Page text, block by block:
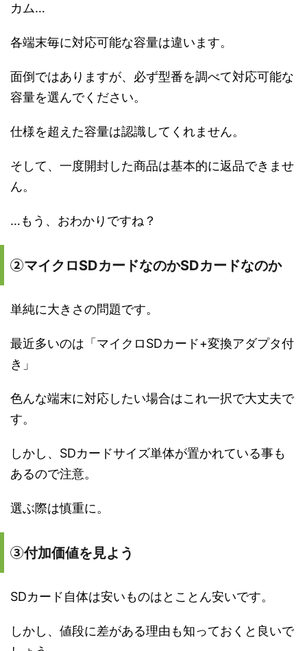
カム…
各端末毎に対応可能な容量は違います。
面倒ではありますが、必ず型番を調べて対応可能な
容量を選んでください。
仕様を超えた容量は認識してくれません。
そして、一度開封した商品は基本的に返品できませ
ん。
…もう、おわかりですね？
②マイクロSDカードなのかSDカードなのか
単純に大きさの問題です。
最近多いのは「マイクロSDカード+変換アダプタ付
き」
色んな端末に対応したい場合はこれ一択で大丈夫で
す。
しかし、SDカードサイズ単体が置かれている事も
あるので注意。
選ぶ際は慎重に。
③付加価値を見よう
SDカード自体は安いものはとことん安いです。
しかし、値段に差がある理由も知っておくと良いで